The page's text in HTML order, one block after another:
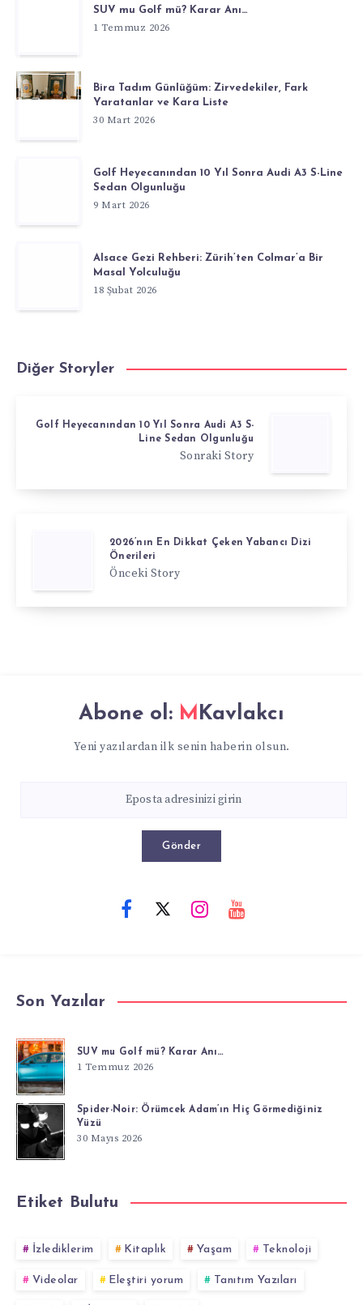
SUV mu Golf mü? Karar Anı…
1 Temmuz 2026
Bira Tadım Günlüğüm: Zirvedekiler, Fark
Yaratanlar ve Kara Liste
30 Mart 2026
Golf Heyecanından 10 Yıl Sonra Audi A3 S-Line
Sedan Olgunluğu
9 Mart 2026
Alsace Gezi Rehberi: Zürih’ten Colmar’a Bir
Masal Yolculuğu
18 Şubat 2026
Diğer Storyler
Golf Heyecanından 10 Yıl Sonra Audi A3 S-
Line Sedan Olgunluğu
Sonraki Story
2026’nın En Dikkat Çeken Yabancı Dizi
Önerileri
Önceki Story
Abone ol: MKavlakcı
Yeni yazılardan ilk senin haberin olsun.
Gönder
Son Yazılar
SUV mu Golf mü? Karar Anı…
1 Temmuz 2026
Spider-Noir: Örümcek Adam’ın Hiç Görmediğiniz
Yüzü
30 Mayıs 2026
Etiket Bulutu
İzlediklerim Kitaplık Yaşam Teknoloji
Videolar Eleştiri yorum Tanıtım Yazıları